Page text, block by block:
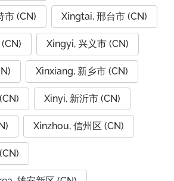
市 (CN) Xingtai, 邢台市 (CN)
Xingyi, 兴义市 (CN)
Xinxiang, 新乡市 (CN)
Xinyi, 新沂市 (CN)
Xinzhou, 信州区 (CN)